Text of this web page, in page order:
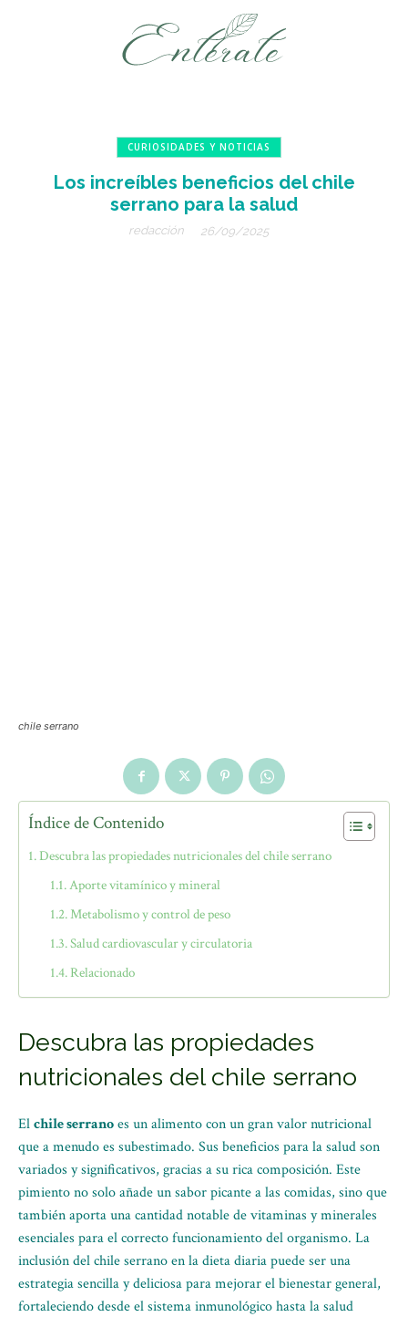
CURIOSIDADES Y NOTICIAS
Los increíbles beneficios del chile
serrano para la salud
redacción 26/09/2025
chile serrano
Índice de Contenido
Descubra las propiedades nutricionales del chile serrano
Aporte vitamínico y mineral
Metabolismo y control de peso
Salud cardiovascular y circulatoria
Relacionado
Descubra las propiedades
nutricionales del chile serrano
Elchile serranoes un alimento con un gran valor nutricional
que a menudo es subestimado. Sus beneficios para la salud son
variados y significativos, gracias a su rica composición. Este
pimiento no solo añade un sabor picante a las comidas, sino que
también aporta una cantidad notable de vitaminas y minerales
esenciales para el correcto funcionamiento del organismo. La
inclusión del chile serrano en la dieta diaria puede ser una
estrategia sencilla y deliciosa para mejorar el bienestar general,
fortaleciendo desde el sistema inmunológico hasta la salud